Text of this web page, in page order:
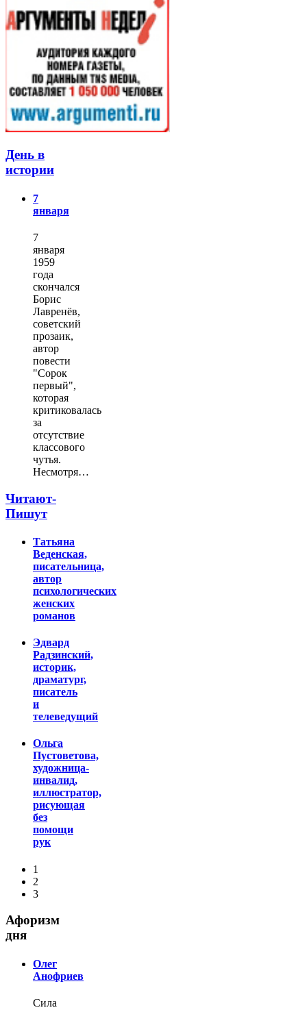
День в
истории
7
января
7
января
1959
года
скончался
Борис
Лавренёв,
советский
прозаик,
автор
повести
"Сорок
первый",
которая
критиковалась
за
отсутствие
классового
чутья.
Несмотря…
Читают-
Пишут
Татьяна
Веденская,
писательница,
автор
психологических
женских
романов
Эдвард
Радзинский,
историк,
драматург,
писатель
и
телеведущий
Ольга
Пустоветова,
художница-
инвалид,
иллюстратор,
рисующая
без
помощи
рук
1
2
3
Афоризм
дня
Олег
Анофриев
Cила